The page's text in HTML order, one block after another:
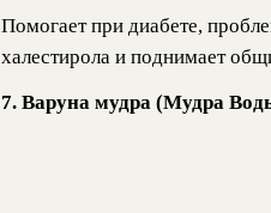
Помогает при диабете,
халестирола и поднимает
7. Варуна мудра (Мудра